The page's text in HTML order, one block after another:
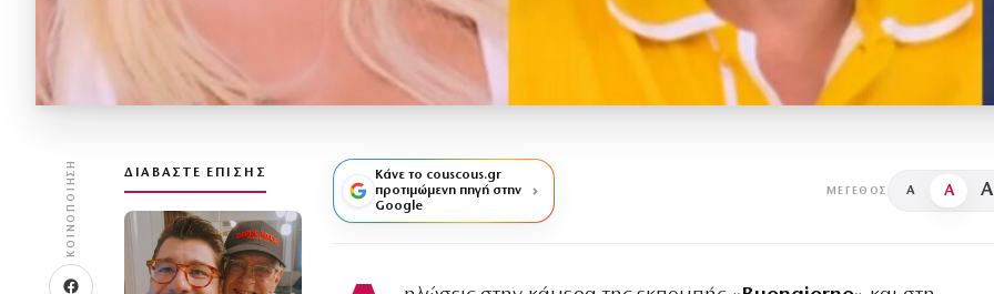
ΚΟΙΝΟΠΟΊΗΣΗ ΔΙΑΒΆΣΤΕ ΕΠΊΣΗΣ
Κάνε το couscous.gr
προτιμώμενη πηγή στην
Google
ΜΈΓΕΘΟΣ A A A